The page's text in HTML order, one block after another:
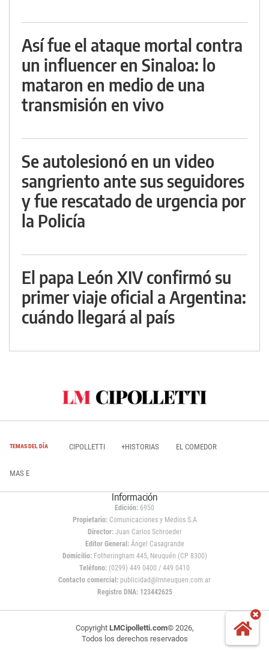
Así fue el ataque mortal contra
un influencer en Sinaloa: lo
mataron en medio de una
transmisión en vivo
Se autolesionó en un video
sangriento ante sus seguidores
y fue rescatado de urgencia por
la Policía
El papa León XIV confirmó su
primer viaje oficial a Argentina:
cuándo llegará al país
TEMAS DEL DÍA CIPOLLETTI +HISTORIAS EL COMEDOR
MAS E
Información
Edición: 6950
Propietario:Comunicaciones y Medios S.A
Director: Juan Carlos Schroeder
Editor General:Ángel Casagrande
Domicilio:Fotheringham 445, Neuquén (CP 8300)
Teléfono: (0299) 449 0400 / 449 0410
Contacto comercial: publicidad@lmneuquen.com.ar
Registro DNA: 123442625
Copyright LMCipolletti.com© 2026,
Todos los derechos reservados